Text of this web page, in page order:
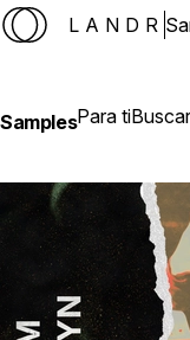
LANDR
SamplesPara ti